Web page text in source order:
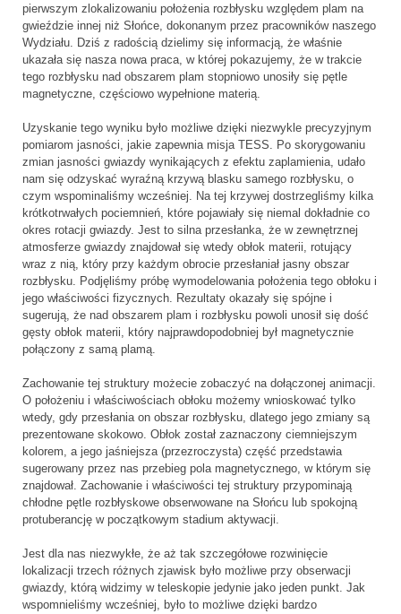
pierwszym zlokalizowaniu położenia rozbłysku względem plam na
gwieździe innej niż Słońce, dokonanym przez pracowników naszego
Wydziału. Dziś z radością dzielimy się informacją, że właśnie
ukazała się nasza nowa praca, w której pokazujemy, że w trakcie
tego rozbłysku nad obszarem plam stopniowo unosiły się pętle
magnetyczne, częściowo wypełnione materią.
Uzyskanie tego wyniku było możliwe dzięki niezwykle precyzyjnym
pomiarom jasności, jakie zapewnia misja TESS. Po skorygowaniu
zmian jasności gwiazdy wynikających z efektu zaplamienia, udało
nam się odzyskać wyraźną krzywą blasku samego rozbłysku, o
czym wspominaliśmy wcześniej. Na tej krzywej dostrzegliśmy kilka
krótkotrwałych pociemnień, które pojawiały się niemal dokładnie co
okres rotacji gwiazdy. Jest to silna przesłanka, że w zewnętrznej
atmosferze gwiazdy znajdował się wtedy obłok materii, rotujący
wraz z nią, który przy każdym obrocie przesłaniał jasny obszar
rozbłysku. Podjęliśmy próbę wymodelowania położenia tego obłoku i
jego właściwości fizycznych. Rezultaty okazały się spójne i
sugerują, że nad obszarem plam i rozbłysku powoli unosił się dość
gęsty obłok materii, który najprawdopodobniej był magnetycznie
połączony z samą plamą.
Zachowanie tej struktury możecie zobaczyć na dołączonej animacji.
O położeniu i właściwościach obłoku możemy wnioskować tylko
wtedy, gdy przesłania on obszar rozbłysku, dlatego jego zmiany są
prezentowane skokowo. Obłok został zaznaczony ciemniejszym
kolorem, a jego jaśniejsza (przezroczysta) część przedstawia
sugerowany przez nas przebieg pola magnetycznego, w którym się
znajdował. Zachowanie i właściwości tej struktury przypominają
chłodne pętle rozbłyskowe obserwowane na Słońcu lub spokojną
protuberancję w początkowym stadium aktywacji.
Jest dla nas niezwykłe, że aż tak szczegółowe rozwinięcie
lokalizacji trzech różnych zjawisk było możliwe przy obserwacji
gwiazdy, którą widzimy w teleskopie jedynie jako jeden punkt. Jak
wspomnieliśmy wcześniej, było to możliwe dzięki bardzo